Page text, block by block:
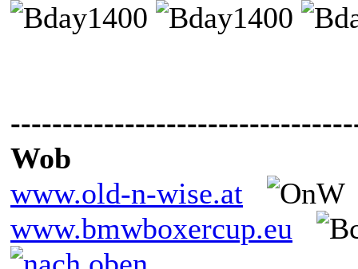
Wob
www.old-n-wise.at
www.bmwboxercup.eu